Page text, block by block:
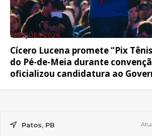
ELEIÇÕES 2026
Cícero Lucena promete “Pix
do Pé-de-Meia durante
oficializou candidatura ao
Patos, PB